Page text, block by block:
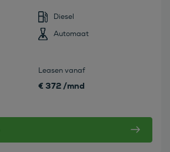
Diesel
Automaat
Leasen vanaf
€ 372 /mnd